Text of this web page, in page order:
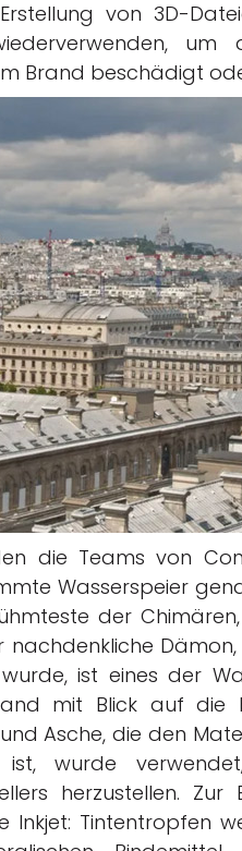
von 3D-
um
Brand beschädigt
die Teams von
Wasserspeier
der
nachdenkliche
ist eines der
mit Blick auf die
Asche, die den
ist, wurde
herzustellen.
Inkjet: Tintentropfen